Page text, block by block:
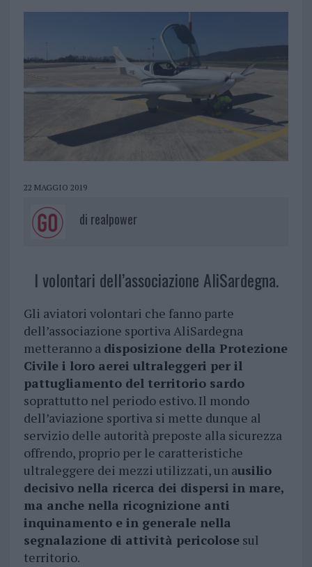
22 MAGGIO 2019
di realpower
I volontari dell’associazione AliSardegna.
Gli aviatori volontari che fanno parte
dell’associazione sportiva AliSardegna
metteranno a disposizione della Protezione
Civile i loro aerei ultraleggeri per il
pattugliamento del territorio sardo
soprattutto nel periodo estivo. Il mondo
dell’aviazione sportiva si mette dunque al
servizio delle autorità preposte alla sicurezza
offrendo, proprio per le caratteristiche
ultraleggere dei mezzi utilizzati, un ausilio
decisivo nella ricerca dei dispersi in mare,
ma anche nella ricognizione anti
inquinamento e in generale nella
segnalazione di attività pericolosesul
territorio.